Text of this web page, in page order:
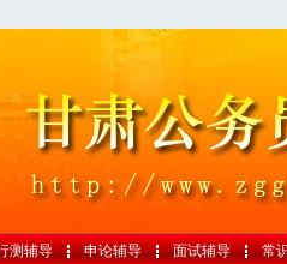
测辅导 申论辅导 面试辅导 常